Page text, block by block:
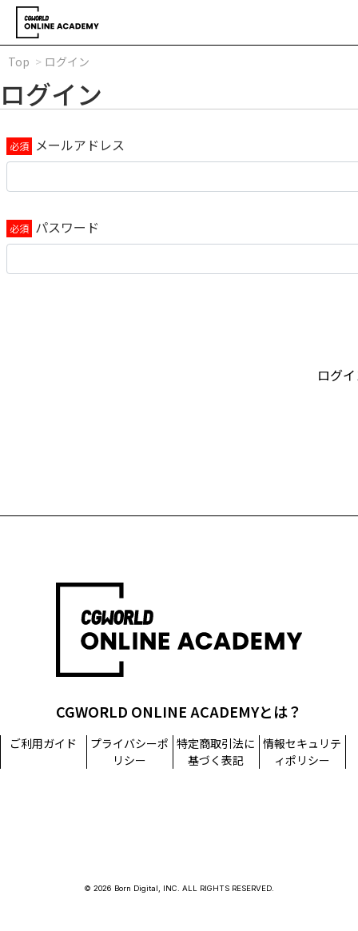
Top ログイン
ログイン
メールアドレス
パスワード
ログ
CGWORLD ONLINE ACADEMYとは？
ご利用ガイド
プライバシーポ
リシー
特定商取引法に
基づく表記
情報セキュリテ
ィポリシー
© 2026 Born Digital, INC. ALL RIGHTS RESERVED.